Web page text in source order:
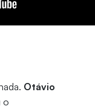
Otávio
o